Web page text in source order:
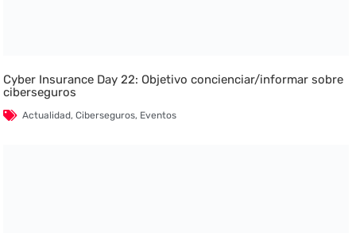
Cyber Insurance Day 22: Objetivo concienciar/informar sobre
ciberseguros
Actualidad,Ciberseguros, Eventos